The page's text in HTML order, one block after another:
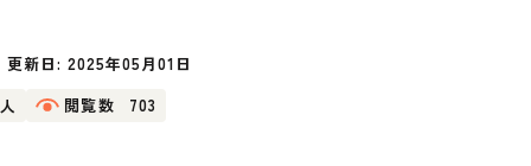
更新日: 2025年05月01日
閲覧数 703